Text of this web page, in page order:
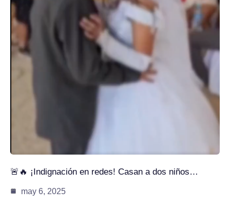
🚨🔥 ¡Indignación en redes! Casan a dos niños…
may 6, 2025